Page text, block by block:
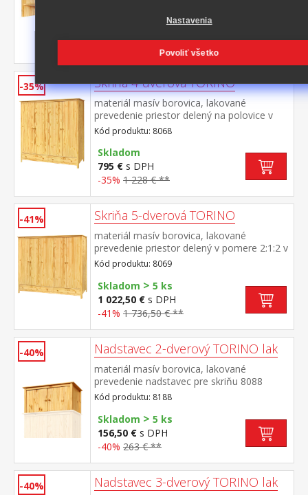
513 € **
-35% Skriňa 4-dverová TORINO
materiál masív borovica, lakované
prevedenie priestor delený na polovice v
ľavej polovici šatníková tyč a polica na
klobúky v pravej polovici 3 police v spodnej
časti 2 zásuvky s kovovými
pojazdmi odporúčaný nadstavec 8168
Kód produktu: 8068
Skladom
795 € s DPH
-35% 1 228 € **
-41% Skriňa 5-dverová TORINO
materiál masív borovica, lakované
prevedenie priestor delený v pomere 2:1:2 v
ľavej a pravej širšej časti šatníková tyč a
polica na klobúky v strednej úzkej časti 3
police v spodnej časti 3 zásuvky s kovovými
pojazdmi odporúčaný nadstavec 8169
Kód produktu: 8069
Skladom > 5 ks
1 022,50 € s DPH
-41% 1 736,50 € **
-40% Nadstavec 2-dverový TORINO lak
materiál masív borovica, lakované
prevedenie nadstavec pre skriňu 8088
Kód produktu: 8188
Skladom > 5 ks
156,50 € s DPH
-40% 263 € **
-40% Nadstavec 3-dverový TORINO lak
Nastavenia
Povoliť všetko